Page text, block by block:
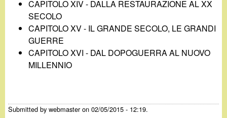
CAPITOLO XIV - DALLA RESTAURAZIONE AL XX
SECOLO
CAPITOLO XV - IL GRANDE SECOLO, LE GRANDI
GUERRE
CAPITOLO XVI - DAL DOPOGUERRA AL NUOVO
MILLENNIO
Submitted bywebmasteron 02/05/2015 - 12:19.